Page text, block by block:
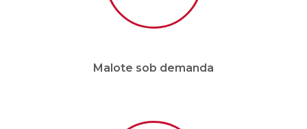
Malote sob demanda